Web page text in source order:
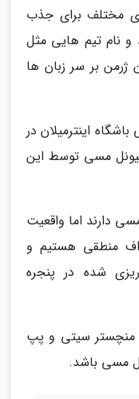
مختلف برای جذب
و نام تیم هایی مثل
ژرمن بر سر زبان ها
اینترمیلان در
مسی توسط این
دارند اما واقعیت
منطقی هستیم و
شده در پنجره
منچستر سیتی و پپ
مسی باشد.